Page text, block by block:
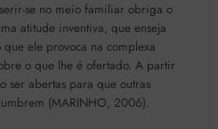
se no meio familiar obriga o
atitude inventiva, que enseja
ele provoca na complexa
o que lhe é ofertado. A partir
ser abertas para que outras
(MARINHO, 2006).